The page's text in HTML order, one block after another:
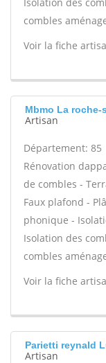
combles
Voir la fiche
Mbmo La
Artisan
Département: 85
Rénovation
de combles -
Faux plafond -
phonique -
Isolation des
combles
Voir la fiche
Parietti reynald
Artisan